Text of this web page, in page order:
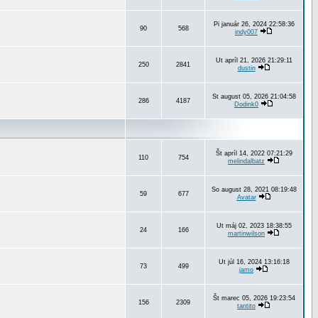
90 568
Pi január 26, 2024 22:58:36
indy007
250 2841
Ut apríl 21, 2026 21:29:11
dustin
286 4187
St august 05, 2026 21:04:58
Dodink0
110 754
Št apríl 14, 2022 07:21:29
melindalbatz
59 677
So august 28, 2021 08:19:48
Avatar
24 166
Ut máj 02, 2023 18:38:55
martinwilson
73 499
Ut júl 16, 2024 13:16:18
jamo
156 2309
Št marec 05, 2026 19:23:54
tantito